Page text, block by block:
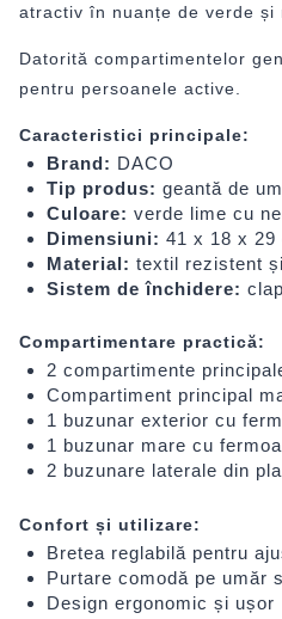
atractiv în nuanțe de verde și
Datorită compartimentelor
pentru persoanele active.
Caracteristici principale:
Brand: DACO
Tip produs: geantă de
Culoare: verde lime cu
Dimensiuni: 41 x 18 x 29
Material: textil rezistent
Sistem de închidere:
Compartimentare practică:
2 compartimente
Compartiment principal
1 buzunar exterior cu
1 buzunar mare cu
2 buzunare laterale din
Confort și utilizare:
Bretea reglabilă pentru
Purtare comodă pe umăr
Design ergonomic și ușor